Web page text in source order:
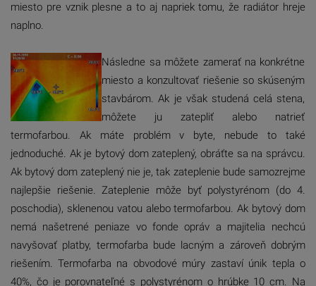
miesto pre vznik plesne a to aj napriek tomu, že radiátor hreje
naplno.
Následne sa môžete zamerať na konkrétne
miesto a konzultovať riešenie so skúseným
stavbárom.Ak je však studená celá stena,
môžete ju zatepliť alebo natrieť
termofarbou. Ak máte problém v byte, nebude to také
jednoduché. Ak je bytový dom zateplený, obráťte sa na správcu.
Ak bytový dom zateplený nie je, tak zateplenie bude samozrejme
najlepšie riešenie. Zateplenie môže byť polystyrénom (do 4.
poschodia), sklenenou vatou alebo termofarbou. Ak bytový dom
nemá našetrené peniaze vo fonde opráv a majitelia nechcú
navyšovať platby, termofarba bude lacným a zároveň dobrým
riešením. Termofarba na obvodové múry zastaví únik tepla o
40%, čo je porovnateľné s polystyrénom o hrúbke 10 cm. Na